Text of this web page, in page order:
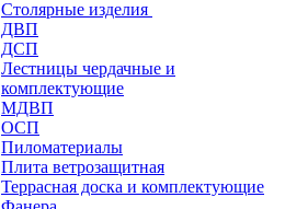
Столярные изделия
ДВП
ДСП
Лестницы чердачные и
комплектующие
МДВП
ОСП
Пиломатериалы
Плита ветрозащитная
Террасная доска и комплектующие